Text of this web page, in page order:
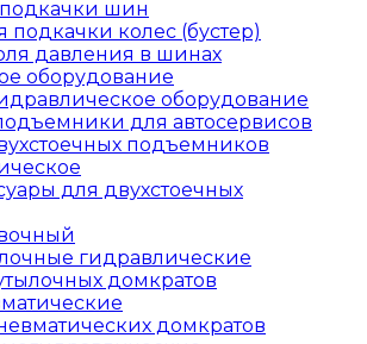
шин
подкачки колес (бустер)
давления в шинах
оборудование
оборудование
для автосервисов
подъемников
для двухстоечных
гидравлические
домкратов
домкратов